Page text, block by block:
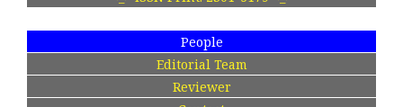
People
Editorial Team
Reviewer